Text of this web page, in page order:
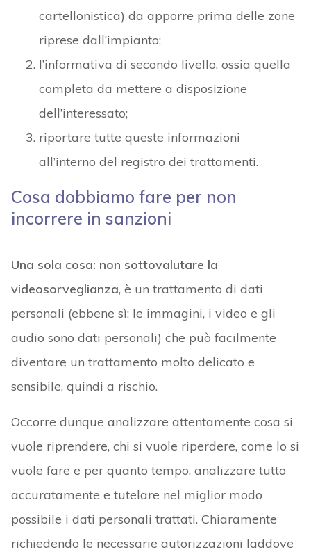
cartellonistica) da apporre prima delle zone
riprese dall’impianto;
l’informativa di secondo livello, ossia quella
completa da mettere a disposizione
dell’interessato;
riportare tutte queste informazioni
all’interno del registro dei trattamenti.
Cosa dobbiamo fare per non
incorrere in sanzioni
Una sola cosa: non sottovalutare la
videosorveglianza, è un trattamento di dati
personali (ebbene sì: le immagini, i video e gli
audio sono dati personali) che può facilmente
diventare un trattamento molto delicato e
sensibile, quindi a rischio.
Occorre dunque analizzare attentamente cosa si
vuole riprendere, chi si vuole riperdere, come lo si
vuole fare e per quanto tempo, analizzare tutto
accuratamente e tutelare nel miglior modo
possibile i dati personali trattati. Chiaramente
richiedendo le necessarie autorizzazioni laddove